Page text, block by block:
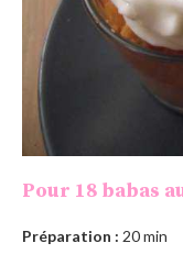
Pour 18 babas
Préparation : 20 min